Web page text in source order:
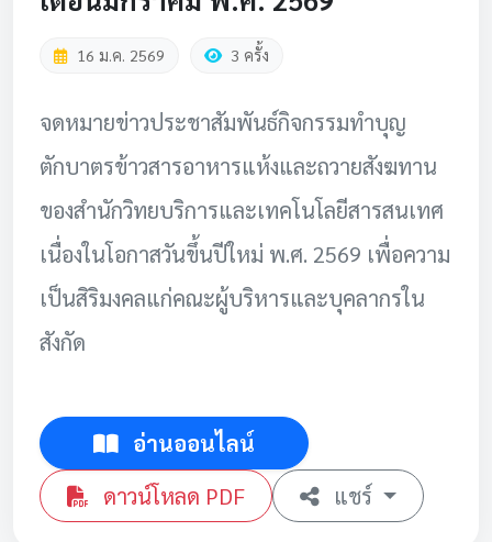
16 ม.ค. 2569 3 ครั้ง
จดหมายข่าวประชาสัมพันธ์กิจกรรมทำบุญ
ตักบาตรข้าวสารอาหารแห้งและถวายสังฆทาน
ของสำนักวิทยบริการและเทคโนโลยีสารสนเทศ
เนื่องในโอกาสวันขึ้นปีใหม่ พ.ศ. 2569 เพื่อความ
เป็นสิริมงคลแก่คณะผู้บริหารและบุคลากรใน
สังกัด
อ่านออนไลน์
ดาวน์โหลด PDF
แชร์